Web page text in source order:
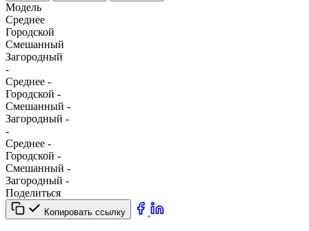
Модель
Среднее
Городской
Смешанный
Загородный
-
Среднее -
Городской -
Смешанный -
Загородный -
-
Среднее -
Городской -
Смешанный -
Загородный -
Поделиться
Копировать ссылку